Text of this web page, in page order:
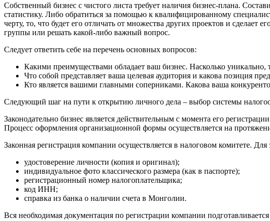
Собственный бизнес с чистого листа требует наличия бизнес-плана.
статистику. Либо обратиться за помощью к квалифицированному
черту, то, что будет его отличать от множества других проектов и
группы или решать какой-либо важный вопрос.
Следует ответить себе на перечень основных вопросов:
Какими преимуществами обладает ваш бизнес. Насколько уникально,
Что собой представляет ваша целевая аудитория и какова позиция
Кто является вашими главными соперниками. Какова ваша
Следующий шаг на пути к открытию личного дела – выбор системы
Законодательно бизнес является действительным с момента его
Процесс оформления организационной формы осуществляется на
Законная регистрация компании осуществляется в налоговом комитете. Для
удостоверение личности (копия и оригинал);
индивидуальное фото классического размера (как в паспорте);
регистрационный номер налогоплательщика;
код ИНН;
справка из банка о наличии счета в Монголии.
Вся необходимая документация по регистрации компании